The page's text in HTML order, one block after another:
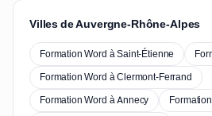
Villes de Auvergne-Rhône-Alpes
Formation Word à Saint-Étienne
Formation Word à Clermont-Ferrand
Formation Word à Annecy